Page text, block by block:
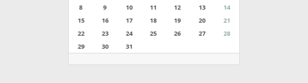
8
9 10 11 12 13
14
15
16 17 18 19 20
21
22
23 24 25 26 27
28
29
30 31